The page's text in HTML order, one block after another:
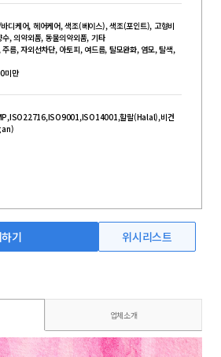
디케어, 헤어케어, 색조(베이스), 색조(포인트), 고형비
수, 의약외품, 동물의약외품, 기타
주름, 자외선차단, 아토피, 여드름, 탈모완화, 염모, 탈색,
미만
할랄(Halal),비건
기 위시리스트
업체소개